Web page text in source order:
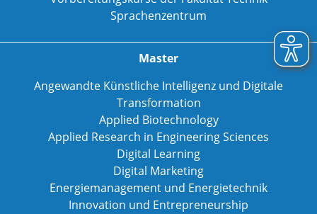
Sprachenzentrum
Master
Angewandte Künstliche Intelligenz und Digitale
Transformation
Applied Biotechnology
Applied Research in Engineering Sciences
Digital Learning
Digital Marketing
Energiemanagement und Energietechnik
Innovation und Entrepreneurship